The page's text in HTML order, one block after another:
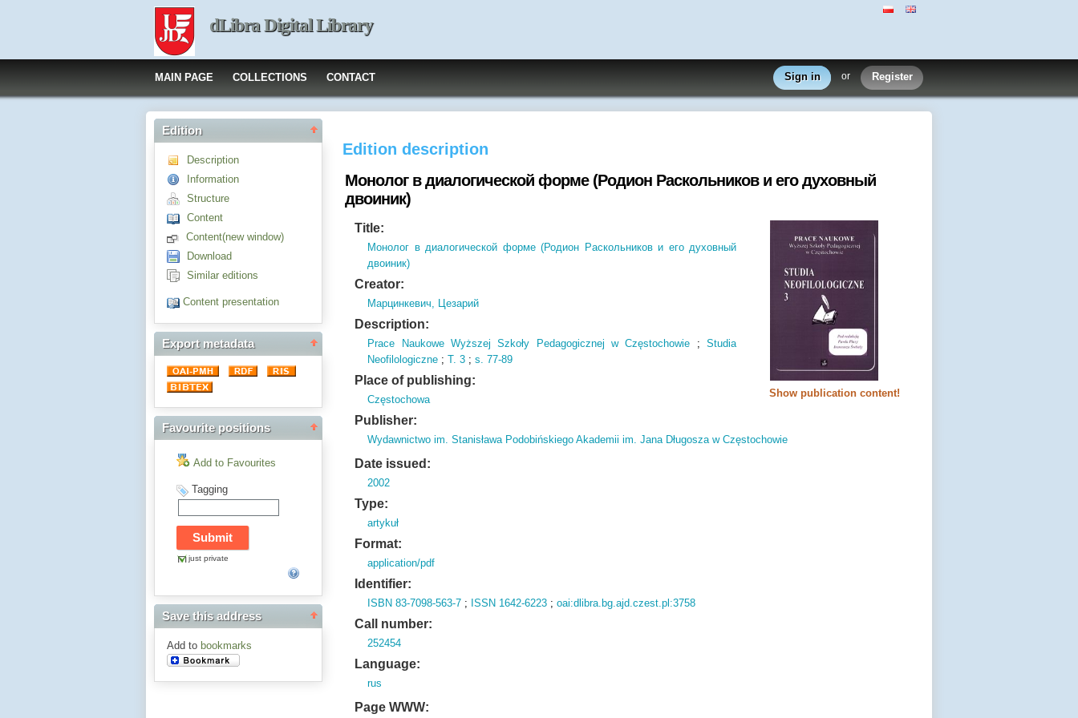
dLibra Digital Library
MAIN PAGE COLLECTIONS CONTACT Sign in or Register
Edition
Description
Information
Structure
Content
Content(new window)
Download
Similar editions
Content presentation
Export metadata
Favourite positions
Add to Favourites
Tagging
just private
Save this address
Add to bookmarks
Edition description
Монолог в диалогической форме (Родион Раскольников и его духовный
двоиник)
Show publication content!
Title:
Монолог в диалогической форме (Родион Раскольников и его духовный
двоиник)
Creator:
Марцинкевич, Цезарий
Description:
Prace Naukowe Wyższej Szkoły Pedagogicznej w Częstochowie ;Studia
Neofilologiczne ;T. 3 ;s. 77-89
Place of publishing:
Częstochowa
Publisher:
Wydawnictwo im. Stanisława Podobińskiego Akademii im. Jana Długosza w Częstochowie
Date issued:
2002
Type:
artykuł
Format:
application/pdf
Identifier:
ISBN 83-7098-563-7 ; ISSN 1642-6223 ;oai:dlibra.bg.ajd.czest.pl:3758
Call number:
252454
Language:
rus
Page WWW: